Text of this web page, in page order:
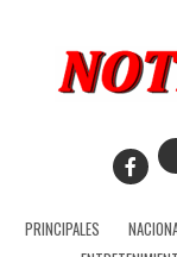
PRINCIPALES